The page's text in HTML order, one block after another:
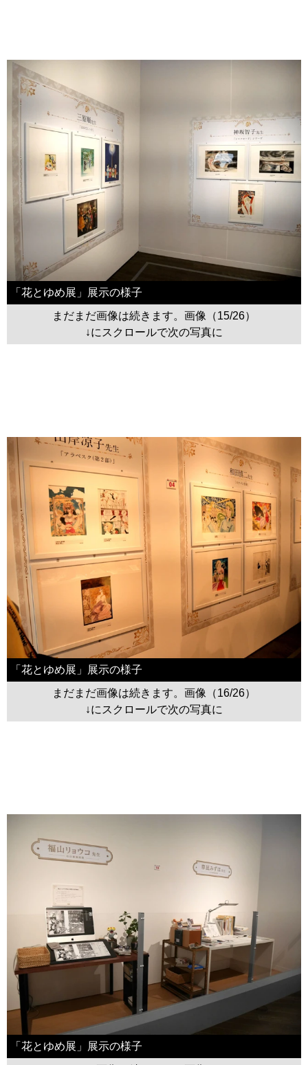
「花とゆめ展」展示の様子
まだまだ画像は続きます。画像（15/26）
↓にスクロールで次の写真に
「花とゆめ展」展示の様子
まだまだ画像は続きます。画像（16/26）
↓にスクロールで次の写真に
「花とゆめ展」展示の様子